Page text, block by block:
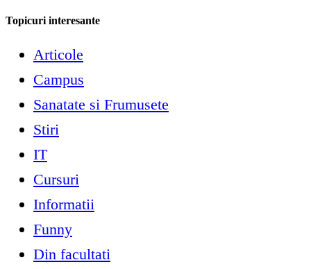
Topicuri interesante
Articole
Campus
Sanatate si Frumusete
Stiri
IT
Cursuri
Informatii
Funny
Din facultati